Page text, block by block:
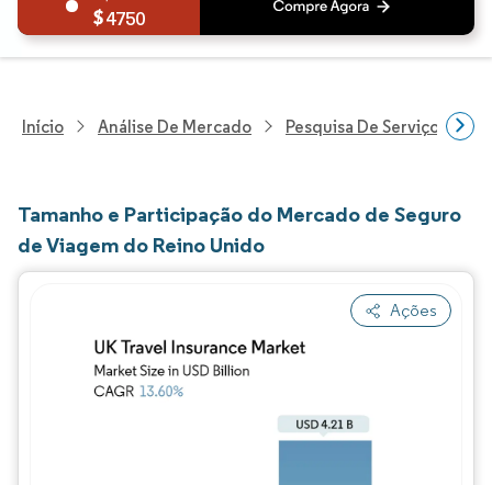
4750
Início Análise De Mercado Pesquisa De Serviços
Tamanho e Participação do Mercado de Seguro
de Viagem do Reino Unido
Ações